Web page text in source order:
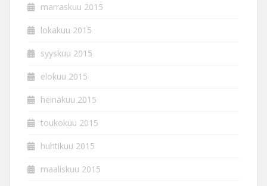
marraskuu 2015
lokakuu 2015
syyskuu 2015
elokuu 2015
heinäkuu 2015
toukokuu 2015
huhtikuu 2015
maaliskuu 2015